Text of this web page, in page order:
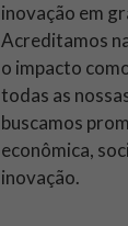
inovação em
Acreditamos
o impacto
todas as
buscamos
econômica,
inovação.